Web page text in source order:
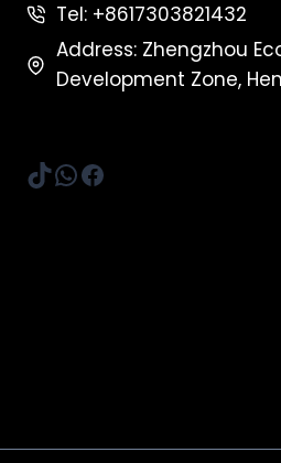
Tel: +8617303821432
Address: Zhengzhou
Development Zone,
TikTok
WhatsApp
Facebook